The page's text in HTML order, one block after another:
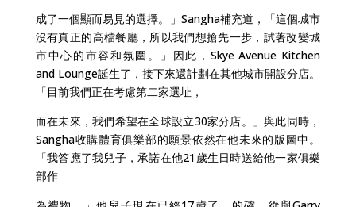
成了一個顯而易見的選擇。」Sangha補充道，「這個城市
沒有真正的高檔餐廳，所以我們想搶先一步，試著改變城
市中心的市容和氛圍。」因此，Skye Avenue Kitchen
and Lounge誕生了，接下來還計劃在其他城市開設分店。
「目前我們正在考慮第二家選址，
而在未來，我們希望在全球設立30家分店。」與此同時，
Sangha收購體育俱樂部的願景依然在他未來的版圖中。
「我答應了我兒子，承諾在他21歲生日時送給他一家俱樂
部作